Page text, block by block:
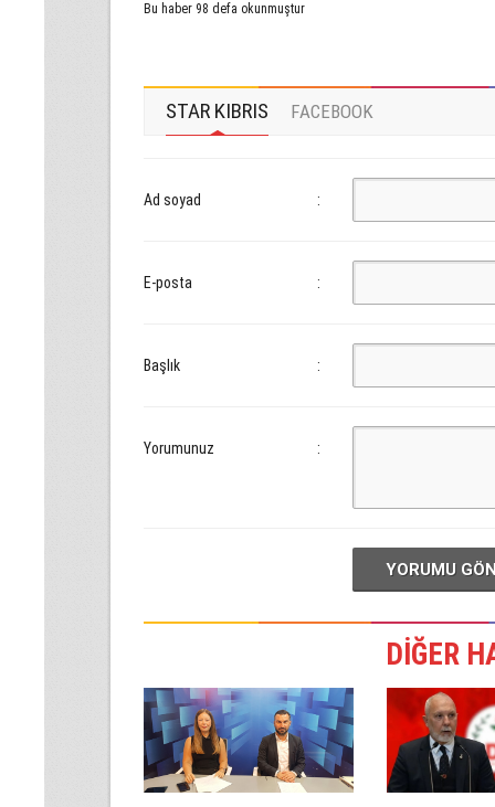
Bu haber 98 defa okunmuştur
STAR KIBRIS FACEBOOK
Ad soyad :
E-posta :
Başlık :
Yorumunuz :
YORUMU
DİĞER